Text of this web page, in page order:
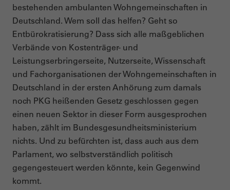
bestehenden ambulanten Wohngemeinschaften in
Deutschland. Wem soll das helfen? Geht so
Entbürokratisierung? Dass sich alle maßgeblichen
Verbände von Kostenträger- und
Leistungserbringerseite, Nutzerseite, Wissenschaft
und Fachorganisationen der Wohngemeinschaften in
Deutschland in der ersten Anhörung zum damals
noch PKG heißenden Gesetz geschlossen gegen
einen neuen Sektor in dieser Form ausgesprochen
haben, zählt im Bundesgesundheitsministerium
nichts. Und zu befürchten ist, dass auch aus dem
Parlament, wo selbstverständlich politisch
gegengesteuert werden könnte, kein Gegenwind
kommt.